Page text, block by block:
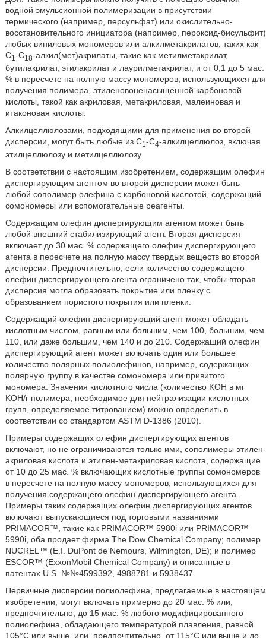
водной эмульсионной полимеризации в присутствии
термического (например, персульфат) или окислительно-
восстановительного инициатора (например, пероксид-бисульфит)
любых виниловых мономеров или алкилметакрилатов, таких как
C1 -C18-алкил(мет)акрилаты, такие как метилметакрилат,
бутилакрилат, этилакрилат и лаурилметакрилат, и от 0,1 до 5 мас.
% в пересчете на полную массу мономеров, использующихся для
получения полимера, этиленовоненасыщенной карбоновой
кислоты, такой как акриловая, метакриловая, малеиновая и
итаконовая кислоты.
Алкилцеллюлозами, подходящими для применения во второй
дисперсии, могут быть любые из С1 -С4-алкилцеллюлоз, включая
этилцеллюлозу и метилцеллюлозу.
В соответствии с настоящим изобретением, содержащим олефин
диспергирующим агентом во второй дисперсии может быть
любой сополимер олефина с карбоновой кислотой, содержащий
сомономеры или вспомогательные реагенты.
Содержащим олефин диспергирующим агентом может быть
любой внешний стабилизирующий агент. Вторая дисперсия
включает до 30 мас. % содержащего олефин диспергирующего
агента в пересчете на полную массу твердых веществ во второй
дисперсии. Предпочтительно, если количество содержащего
олефин диспергирующего агента ограничено так, чтобы вторая
дисперсия могла образовать покрытие или пленку с
образованием пористого покрытия или пленки.
Содержащий олефин диспергирующий агент может обладать
кислотным числом, равным или большим, чем 100, большим, чем
110, или даже большим, чем 140 и до 210. Содержащий олефин
диспергирующий агент может включать один или большее
количество полярных полиолефинов, например, содержащих
полярную группу в качестве сомономера или привитого
мономера. Значения кислотного числа (количество KOH в мг
KOH/г полимера, необходимое для нейтрализации кислотных
групп, определяемое титрованием) можно определить в
соответствии со стандартом ASTM D-1386 (2010).
Примеры содержащих олефин диспергирующих агентов
включают, но не ограничиваются только ими, сополимеры этилен-
акриловая кислота и этилен-метакриловая кислота, содержащие
от 10 до 25 мас. % включающих кислотные группы сомономеров
в пересчете на полную массу мономеров, использующихся для
получения содержащего олефин диспергирующего агента.
Примеры таких содержащих олефин диспергирующих агентов
включают выпускающиеся под торговыми названиями
PRIMACOR™, такие как PRIMACOR™ 5980i или PRIMACOR™
5990i, оба продает фирма The Dow Chemical Company; полимер
NUCREL™ (E.I. DuPont de Nemours, Wilmington, DE); и полимер
ESCOR™ (ExxonMobil Chemical Company) и описанные в
патентах U.S. №№4599392, 4988781 и 5938437.
Первичные дисперсии полиолефина, предлагаемые в настоящем
изобретении, могут включать примерно до 20 мас. % или,
предпочтительно, до 15 мас. % любого модифицированного
полиолефина, обладающего температурой плавления, равной
105°С или выше, или, предпочтительно, от 115°С или выше и до